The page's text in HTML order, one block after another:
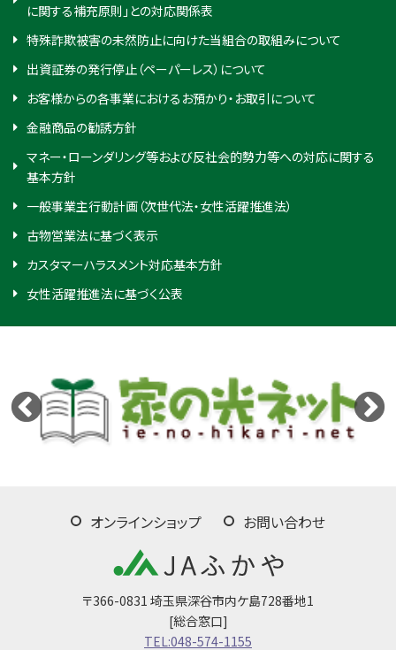
に関する補充原則」との対応関係表
特殊詐欺被害の未然防止に向けた当組合の取組みについて
出資証券の発行停止（ペーパーレス）について
お客様からの各事業におけるお預かり・お取引について
金融商品の勧誘方針
マネー・ローンダリング等および反社会的勢力等への対応に関する
基本方針
一般事業主行動計画（次世代法・女性活躍推進法）
古物営業法に基づく表示
カスタマーハラスメント対応基本方針
女性活躍推進法に基づく公表
〒366-0831 埼玉県深谷市内ケ島728番地1
[総合窓口]
TEL:048-574-1155
オンラインショップ お問い合わせ